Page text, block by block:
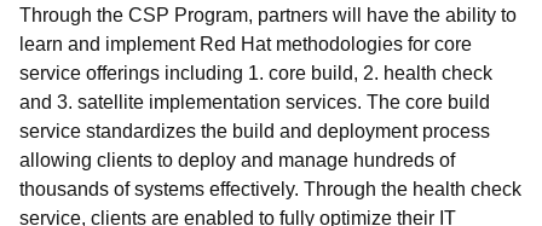
Through the CSP Program, partners will have the ability to
learn and implement Red Hat methodologies for core
service offerings including 1. core build, 2. health check
and 3. satellite implementation services. The core build
service standardizes the build and deployment process
allowing clients to deploy and manage hundreds of
thousands of systems effectively. Through the health check
service, clients are enabled to fully optimize their IT